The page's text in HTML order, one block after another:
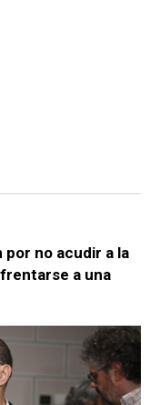
por no acudir a la
a una